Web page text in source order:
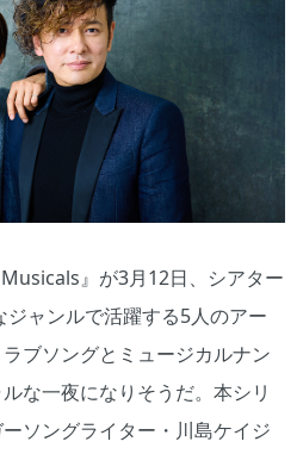
』が3月12日、シアター
ャンルで活躍する5人のアー
ブソングとミュージカルナン
な一夜になりそうだ。本シリ
ソングライター・川島ケイジ